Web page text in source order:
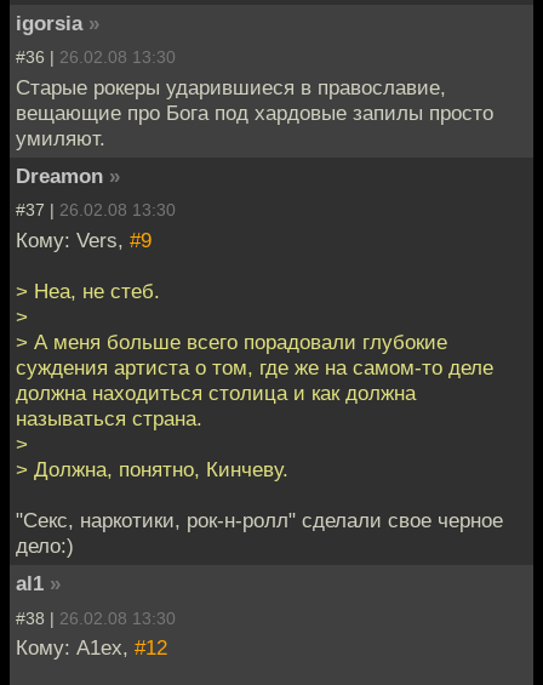
igorsia »
#36 | 26.02.08 13:30
Старые рокеры ударившиеся в православие,
вещающие про Бога под хардовые запилы просто
умиляют.
Dreamon »
#37 | 26.02.08 13:30
Кому: Vers, #9
> Неа, не стеб.
>
> А меня больше всего порадовали глубокие
суждения артиста о том, где же на самом-то деле
должна находиться столица и как должна
называться страна.
>
> Должна, понятно, Кинчеву.
"Секс, наркотики, рок-н-ролл" сделали свое черное
дело:)
al1 »
#38 | 26.02.08 13:30
Кому: A1ex, #12